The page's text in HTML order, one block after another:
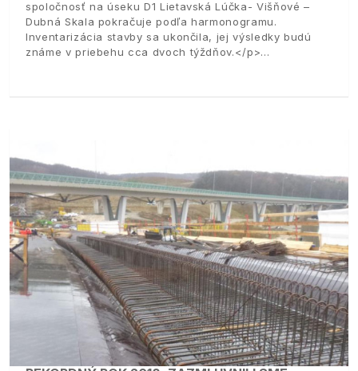
spoločnosť na úseku D1 Lietavská Lúčka- Višňové –
Dubná Skala pokračuje podľa harmonogramu.
Inventarizácia stavby sa ukončila, jej výsledky budú
známe v priebehu cca dvoch týždňov.</p>